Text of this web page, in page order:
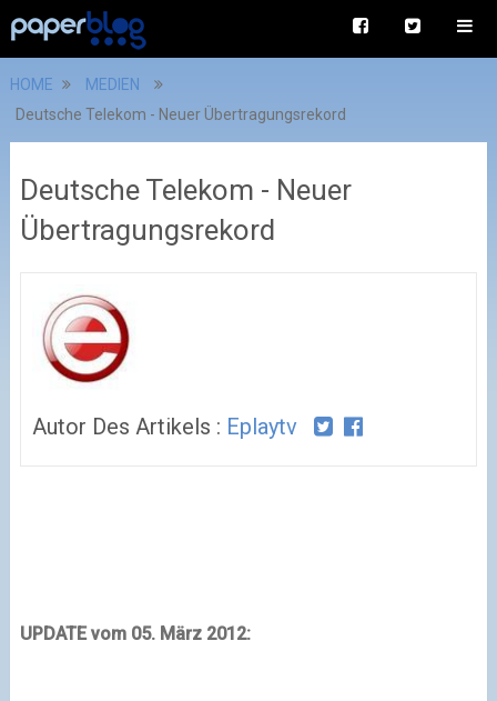
HOME
MEDIEN
Deutsche Telekom - Neuer Übertragungsrekord
Deutsche Telekom - Neuer
Übertragungsrekord
Autor Des Artikels : Eplaytv
UPDATE vom 05. März 2012: